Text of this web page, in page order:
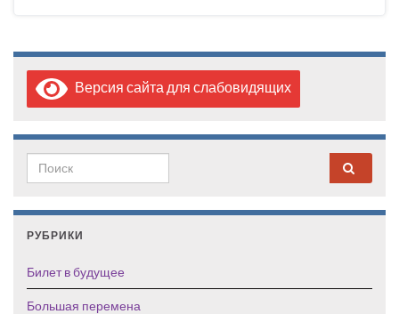
Версия сайта для слабовидящих
Search for:
РУБРИКИ
Билет в будущее
Большая перемена